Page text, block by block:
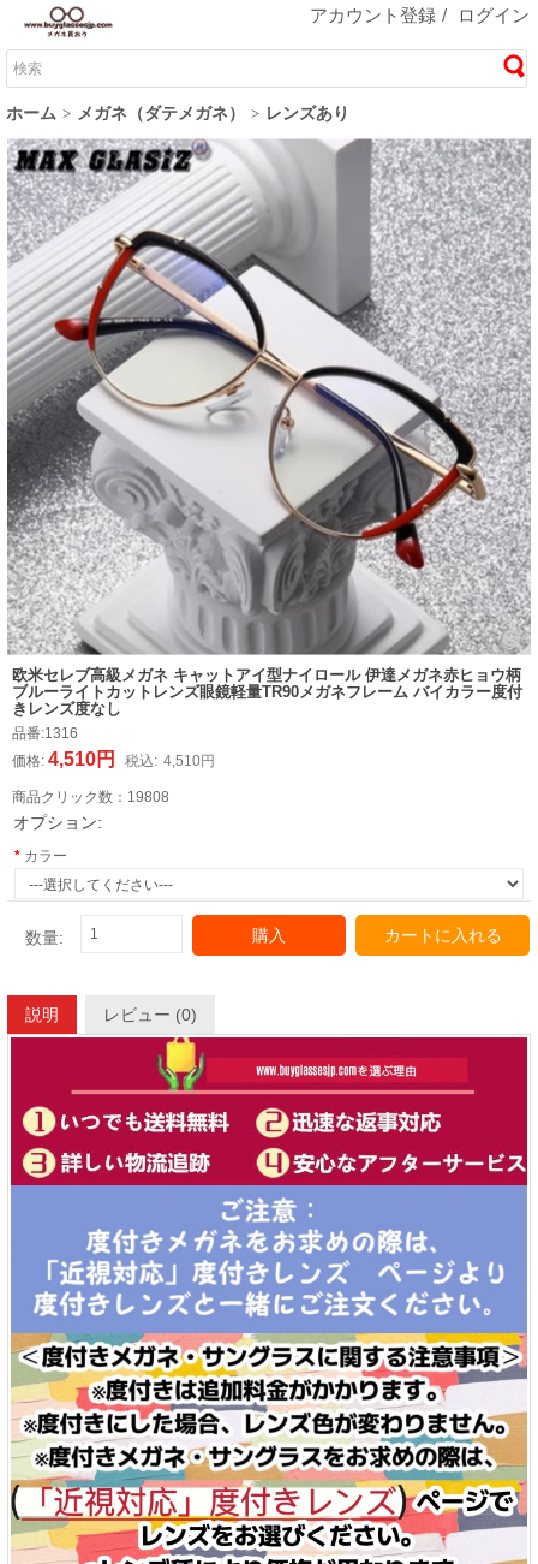
アカウント登録 / ログイン
ホーム メガネ（ダテメガネ） レンズあり
欧米セレブ高級メガネ キャットアイ型ナイロール 伊達メガネ赤ヒョウ柄
ブルーライトカットレンズ眼鏡軽量TR90メガネフレーム バイカラー度付
きレンズ度なし
品番:1316
価格: 4,510円 税込: 4,510円
商品クリック数： 19808
オプション:
カラー
数量: 購入 カートに入れる
説明 レビュー (0)